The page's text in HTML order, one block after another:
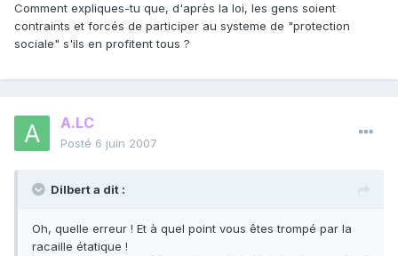
Comment expliques-tu que, d'après la loi, les gens soient
contraints et forcés de participer au systeme de "protection
sociale" s'ils en profitent tous ?
A.LC
Posté 6 juin 2007
Dilbert a dit :
Oh, quelle erreur ! Et à quel point vous êtes trompé par la
racaille étatique !